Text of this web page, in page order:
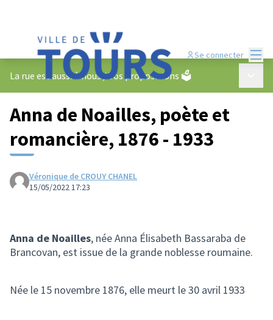
Se connecter
La rue est aussi à nous/Vos propositions 🗳️
Anna de Noailles, poète et
romancière, 1876 - 1933
Véronique de CROUY CHANEL
15/05/2022 17:23
Anna de Noailles, née Anna Élisabeth Bassaraba de
Brancovan, est issue de la grande noblesse roumaine.
Née le 15 novembre 1876, elle meurt le 30 avril 1933